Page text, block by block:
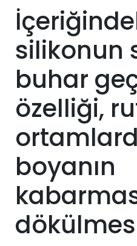
silikonun
buhar
özelliği,
boyanın